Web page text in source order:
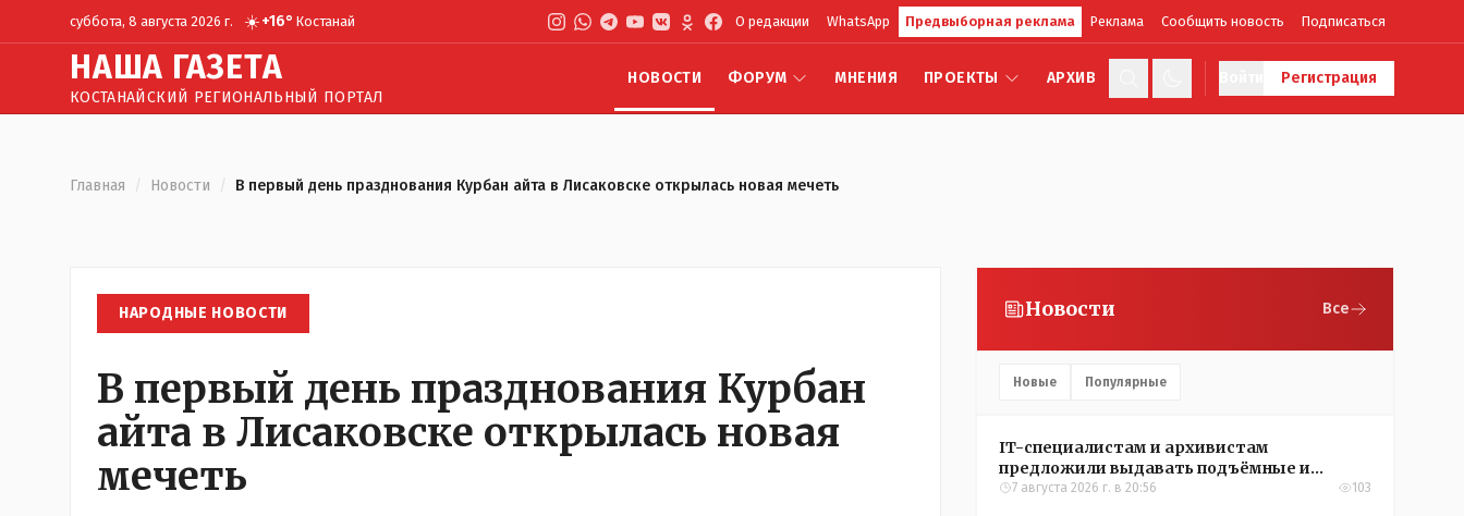
суббота, 8 августа 2026 г. ☀️+16° Костанай О редакции WhatsApp Предвыборная реклама Реклама Сообщить новость Подписаться
НАША ГАЗЕТА
КОСТАНАЙСКИЙ РЕГИОНАЛЬНЫЙ ПОРТАЛ
НОВОСТИ ФОРУМ МНЕНИЯ ПРОЕКТЫ АРХИВ Регистрация
Главная / Новости / В первый день празднования Курбан айта в Лисаковске открылась новая мечеть
НАРОДНЫЕ НОВОСТИ
В первый день празднования Курбан
айта в Лисаковске открылась новая
мечеть
Новости Все
Новые Популярные
IT-специалистам и архивистам
предложили выдавать подъёмные и
кредиты на жильё в сёлах Казахстана
7 августа 2026 г. в 20:56 103